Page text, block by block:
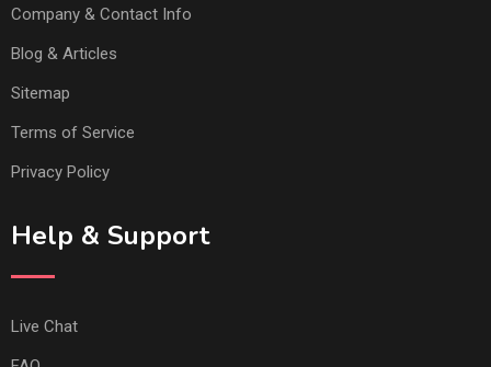
Company & Contact Info
Blog & Articles
Sitemap
Terms of Service
Privacy Policy
Help & Support
Live Chat